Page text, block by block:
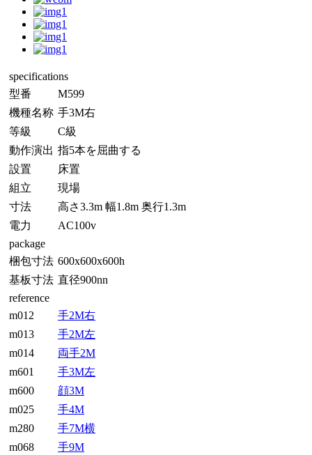
specifications
型番
M599
機種名称 手3M右
等級
C級
動作演出 指5本を屈曲する
設置
床置
組立
現場
寸法
高さ3.3m 幅1.8m 奥行1.3m
電力
AC100v
package
梱包寸法 600x600x600h
基板寸法 直径900nn
reference
m012
手2M右
m013
手2M左
m014
両手2M
m601
手3M左
m600
顔3M
m025
手4M
m280
手7M横
m068
手9M